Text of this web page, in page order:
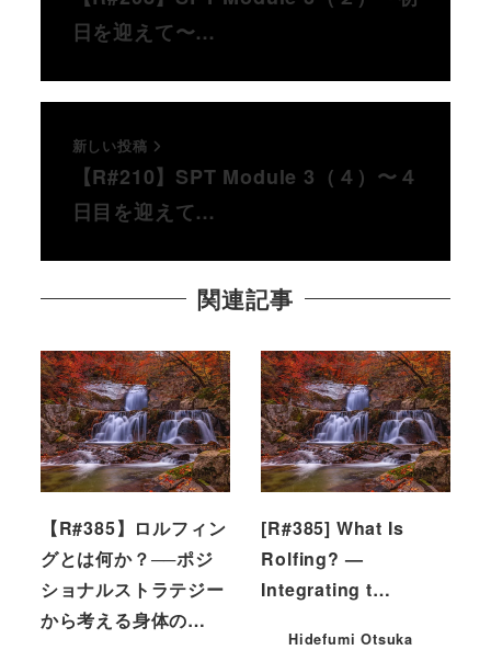
日を迎えて〜…
新しい投稿
【R#210】SPT Module 3（４）〜４
日目を迎えて…
関連記事
【R#385】ロルフィン
グとは何か？──ポジ
ショナルストラテジー
から考える身体の…
[R#385] What Is
Rolfing? —
Integrating t…
Hidefumi Otsuka